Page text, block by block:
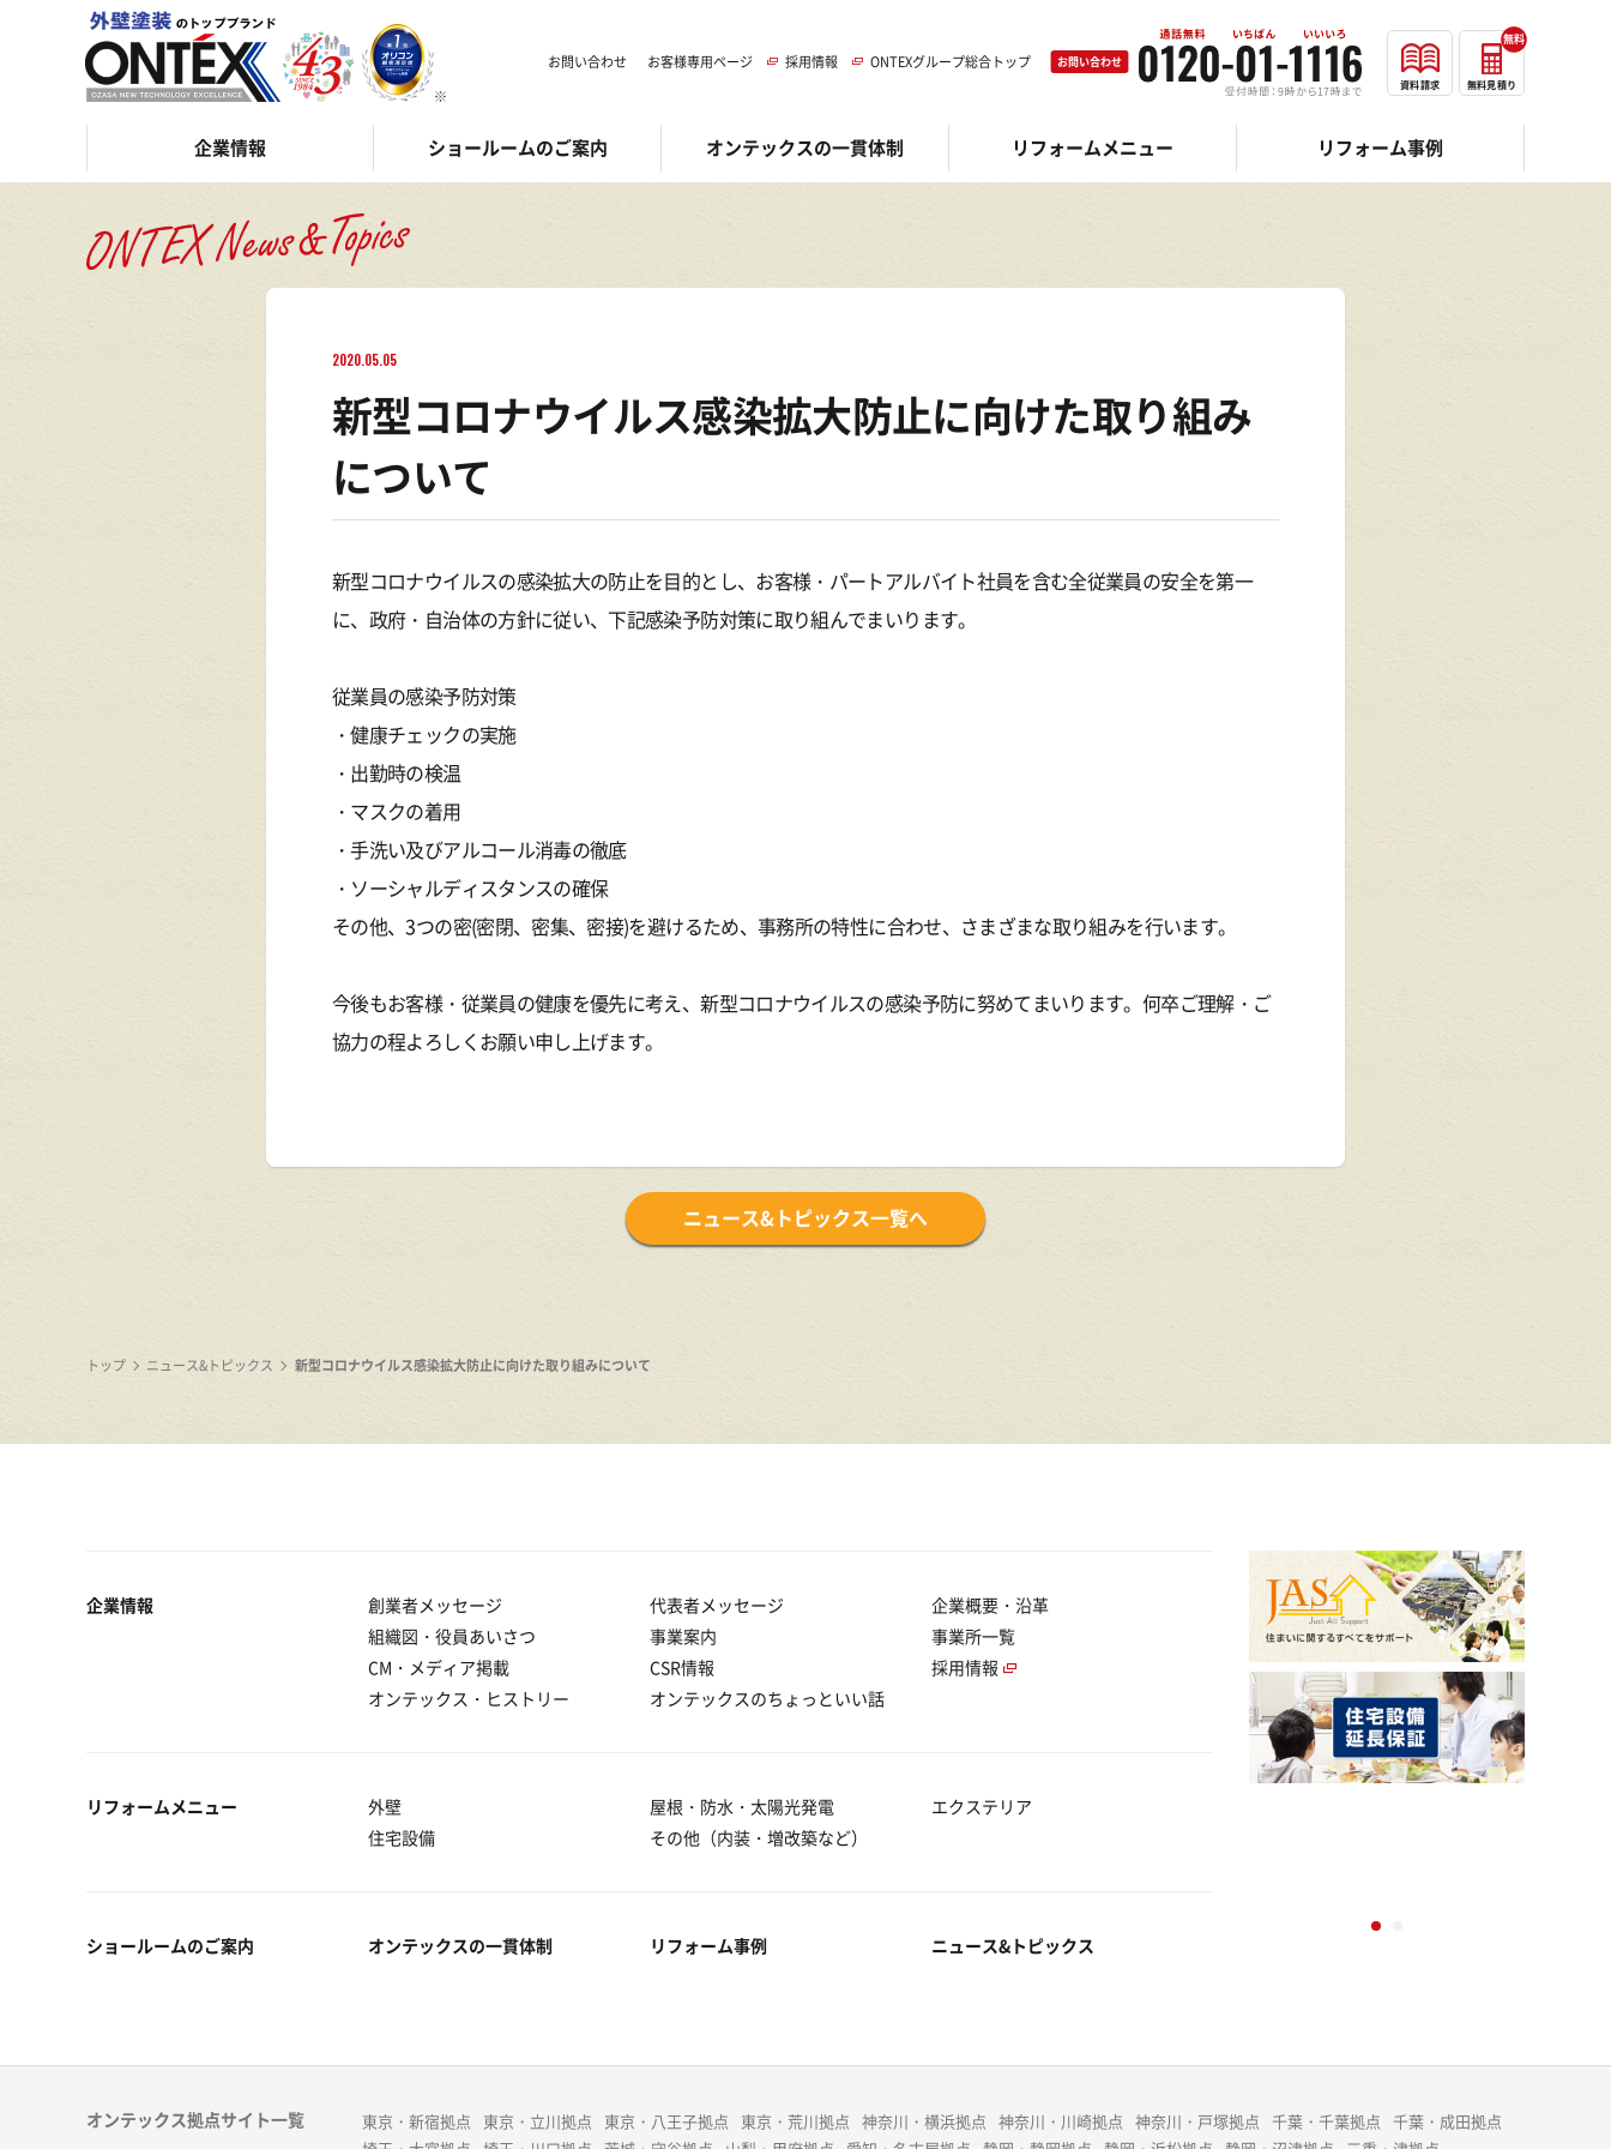
企業情報 ショールームのご案内 オンテックスの一貫体制 リフォームメニュー リフォーム事例
お問い合わせ お客様専用ページ 採用情報 ONTEXグループ総合トップ お問い合わせ
資料請求 無料見積り
無料
2020.05.05
新型コロナウイルス感染拡大防止に向けた取り組み
について
新型コロナウイルスの感染拡大の防止を目的とし、お客様・パートアルバイト社員を含む全従業員の安全を第一
に、政府・自治体の方針に従い、下記感染予防対策に取り組んでまいります。
従業員の感染予防対策
・健康チェックの実施
・出勤時の検温
・マスクの着用
・手洗い及びアルコール消毒の徹底
・ソーシャルディスタンスの確保
その他、3つの密(密閉、密集、密接)を避けるため、事務所の特性に合わせ、さまざまな取り組みを行います。
今後もお客様・従業員の健康を優先に考え、新型コロナウイルスの感染予防に努めてまいります。何卒ご理解・ご
協力の程よろしくお願い申し上げます。
ニュース&トピックス一覧へ
トップ ニュース&トピックス 新型コロナウイルス感染拡大防止に向けた取り組みについて
企業情報 創業者メッセージ 代表者メッセージ
企業概要・沿革
組織図・役員あいさつ
事業案内
事業所一覧
CM・メディア掲載
CSR情報
採用情報
オンテックス・ヒストリー
オンテックスのちょっといい話
リフォームメニュー 外壁 屋根・防水・太陽光発電
エクステリア
住宅設備
その他（内装・増改築など）
ショールームのご案内 オンテックスの一貫体制 リフォーム事例 ニュース&トピックス
オンテックス拠点サイト一覧 東京・新宿拠点 東京・立川拠点 東京・八王子拠点 東京・荒川拠点 神奈川・横浜拠点 神奈川・川崎拠点 神奈川・戸塚拠点 千葉・千葉拠点
千葉・成田拠点